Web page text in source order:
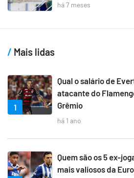
há 7 meses
Mais lidas
1
Qual o salário de
atacante do
Grêmio
há 1 ano
Quem são os 5 ex-
mais valiosos da